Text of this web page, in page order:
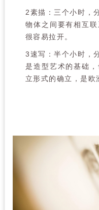
2素描：三个小时，
物体之间要有相互
很容易拉开。
3速写：半个小时，
是造型艺术的基础
立形式的确立，是欧